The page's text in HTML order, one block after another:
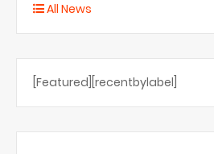
All News
[Featured][recentbylabel]